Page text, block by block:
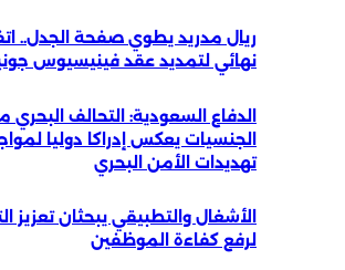
ريال مدريد يطوي صفحة الجدل..
نهائي لتمديد عقد فينيسيوس
الدفاع السعودية: التحالف البحري
الجنسيات يعكس إدراكا دوليا
تهديدات الأمن البحري
الأشغال والتطبيقي يبحثان تعزيز
لرفع كفاءة الموظفين